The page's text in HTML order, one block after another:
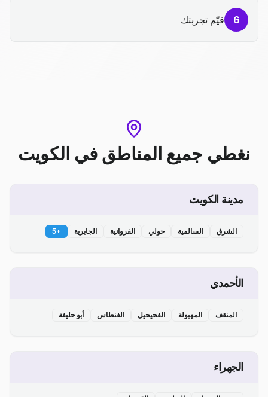
6 قيّم تجربتك
نغطي جميع المناطق في الكويت
مدينة الكويت
الشرق السالمية حولي الفروانية الجابرية +
5
الأحمدي
المنقف المهبولة الفحيحيل الفنطاس أبو حليفة
الجهراء